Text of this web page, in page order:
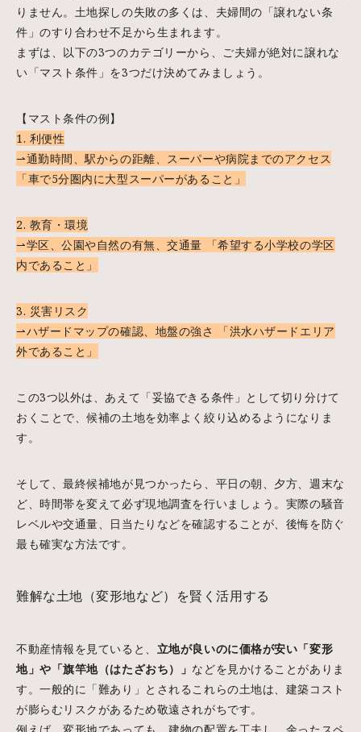
りません。土地探しの失敗の多くは、夫婦間の「譲れない条
件」のすり合わせ不足から生まれます。
まずは、以下の3つのカテゴリーから、ご夫婦が絶対に譲れな
い「マスト条件」を3つだけ決めてみましょう。
【マスト条件の例】
1. 利便性
⇀通勤時間、駅からの距離、スーパーや病院までのアクセス
「車で5分圏内に大型スーパーがあること」
2. 教育・環境
⇀学区、公園や自然の有無、交通量 「希望する小学校の学区
内であること」
3. 災害リスク
⇀ハザードマップの確認、地盤の強さ 「洪水ハザードエリア
外であること」
この3つ以外は、あえて「妥協できる条件」として切り分けて
おくことで、候補の土地を効率よく絞り込めるようになりま
す。
そして、最終候補地が見つかったら、平日の朝、夕方、週末な
ど、時間帯を変えて必ず現地調査を行いましょう。実際の騒音
レベルや交通量、日当たりなどを確認することが、後悔を防ぐ
最も確実な方法です。
難解な土地（変形地など）を賢く活用する
不動産情報を見ていると、 立地が良いのに価格が安い「変形
地」や「旗竿地（はたざおち）」 などを見かけることがありま
す。一般的に「難あり」とされるこれらの土地は、建築コスト
が膨らむリスクがあるため敬遠されがちです。